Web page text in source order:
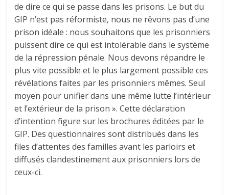
de dire ce qui se passe dans les prisons. Le but du
GIP n’est pas réformiste, nous ne rêvons pas d’une
prison idéale : nous souhaitons que les prisonniers
puissent dire ce qui est intolérable dans le système
de la répression pénale. Nous devons répandre le
plus vite possible et le plus largement possible ces
révélations faites par les prisonniers mêmes. Seul
moyen pour unifier dans une même lutte l’intérieur
et l’extérieur de la prison ». Cette déclaration
d’intention figure sur les brochures éditées par le
GIP. Des questionnaires sont distribués dans les
files d’attentes des familles avant les parloirs et
diffusés clandestinement aux prisonniers lors de
ceux-ci.